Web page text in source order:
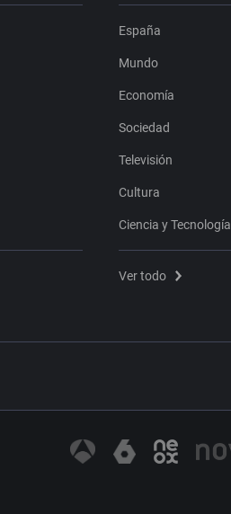
España
Mundo
Economía
Sociedad
Televisión
Cultura
Ciencia y Tecnología
Ver todo